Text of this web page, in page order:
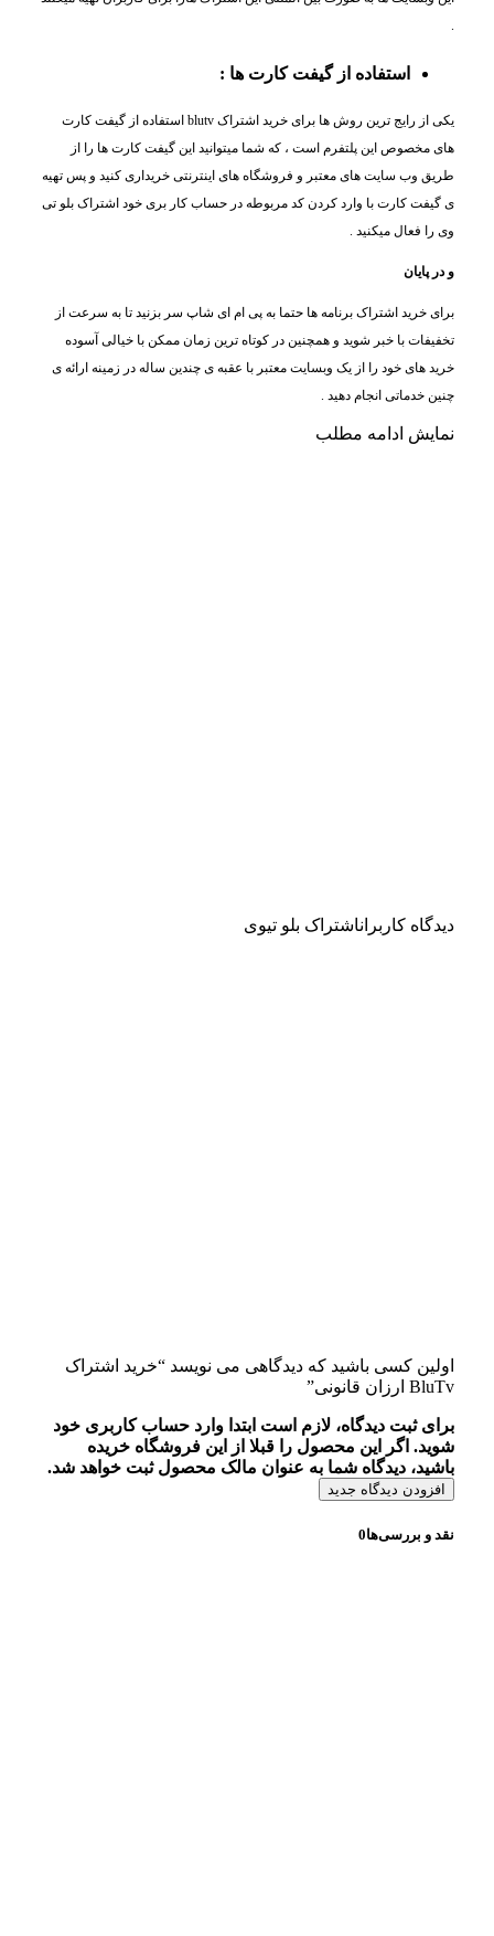
.
استفاده از گیفت کارت ها :
یکی از رایج ترین روش ها برای خرید اشتراک blutv استفاده از گیفت کارت
های مخصوص این پلتفرم است ، که شما میتوانید این گیفت کارت ها را از
طریق وب سایت های معتبر و فروشگاه های اینترنتی خریداری کنید و پس تهیه
ی گیفت کارت با وارد کردن کد مربوطه در حساب کار بری خود اشتراک بلو تی
وی را فعال میکنید .
و در پایان
برای خرید اشتراک برنامه ها حتما به پی ام ای شاپ سر بزنید تا به سرعت از
تخفیفات با خبر شوید و همچنین در کوتاه ترین زمان ممکن با خیالی آسوده
خرید های خود را از یک وبسایت معتبر با عقبه ی چندین ساله در زمینه ارائه ی
چنین خدماتی انجام دهید .
نمایش ادامه مطلب
دیدگاه کاربراناشتراک بلو تیوی
اولین کسی باشید که دیدگاهی می نویسد “خرید اشتراک
BluTv ارزان قانونی”
برای ثبت دیدگاه، لازم است ابتدا وارد حساب کاربری خود
شوید. اگر این محصول را قبلا از این فروشگاه خریده
باشید، دیدگاه شما به عنوان مالک محصول ثبت خواهد شد.
افزودن دیدگاه جدید
نقد و بررسی‌ها0